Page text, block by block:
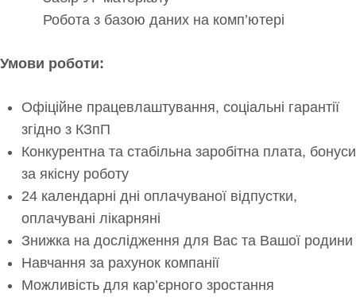
Робота з базою даних на комп’ютері
Умови роботи:
Офіційне працевлаштування, соціальні гарантії
згідно з КЗпП
Конкурентна та стабільна заробітна плата, бонуси
за якісну роботу
24 календарні дні оплачуваної відпустки,
оплачувані лікарняні
Знижка на дослідження для Вас та Вашої родини
Навчання за рахунок компанії
Можливість для кар’єрного зростання